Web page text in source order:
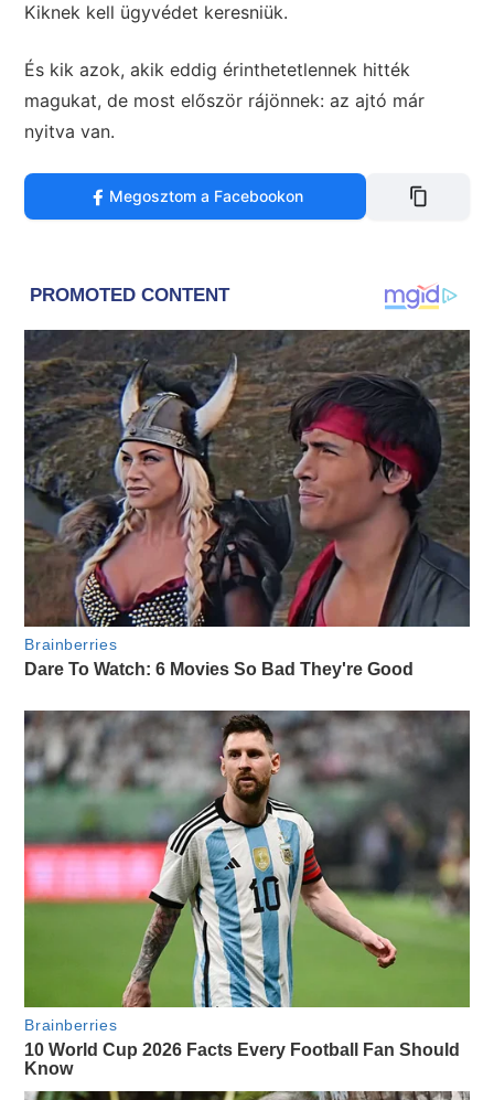
Kiknek kell ügyvédet keresniük.
És kik azok, akik eddig érinthetetlennek hitték
magukat, de most először rájönnek: az ajtó már
nyitva van.
Megosztom a Facebookon